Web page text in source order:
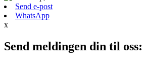
Send e-post
WhatsApp
x
Send meldingen din til oss: